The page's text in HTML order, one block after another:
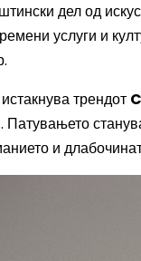
дел од
услуги и
трендот
Патувањето
и